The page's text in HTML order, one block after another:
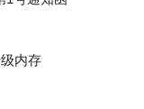
内存